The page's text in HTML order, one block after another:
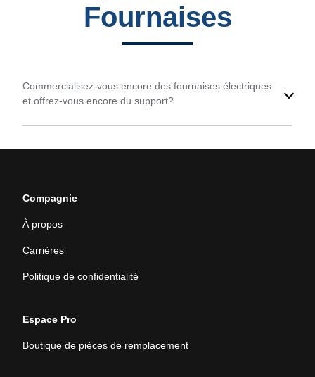
Fournaises
Commercialisez-vous encore des fournaises électriques
et offrez-vous encore du support?
Compagnie
À propos
Carrières
Politique de confidentialité
Espace Pro
Boutique de pièces de remplacement